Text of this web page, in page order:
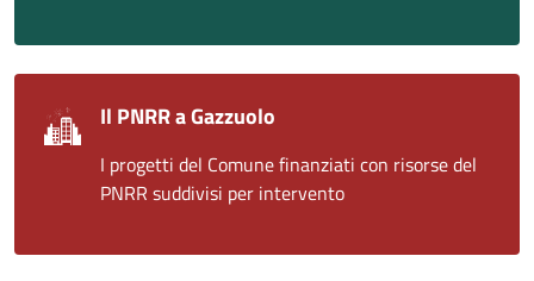
Il PNRR a Gazzuolo
I progetti del Comune finanziati con risorse del
PNRR suddivisi per intervento